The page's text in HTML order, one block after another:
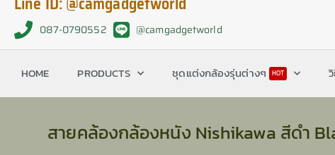
087-0790552 @camgadgetworld
HOME PRODUCTS ชุดแต่งกล้องรุ่นต่างๆ HOT
สายคล้องกล้องหนัง Nishikawa สีดำ